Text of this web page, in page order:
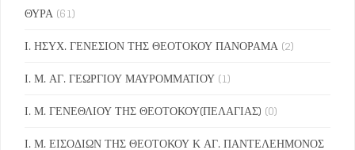
ΘΥΡΑ (61)
Ι. ΗΣΥΧ. ΓΕΝΕΣΙΟΝ ΤΗΣ ΘΕΟΤΟΚΟΥ ΠΑΝΟΡΑΜΑ (2)
Ι. Μ. ΑΓ. ΓΕΩΡΓΙΟΥ ΜΑΥΡΟΜΜΑΤΙΟΥ (1)
Ι. Μ. ΓΕΝΕΘΛΙΟΥ ΤΗΣ ΘΕΟΤΟΚΟΥ(ΠΕΛΑΓΙΑΣ) (0)
Ι. Μ. ΕΙΣΟΔΙΩΝ ΤΗΣ ΘΕΟΤΟΚΟΥ Κ ΑΓ. ΠΑΝΤΕΛΕΗΜΟΝΟΣ